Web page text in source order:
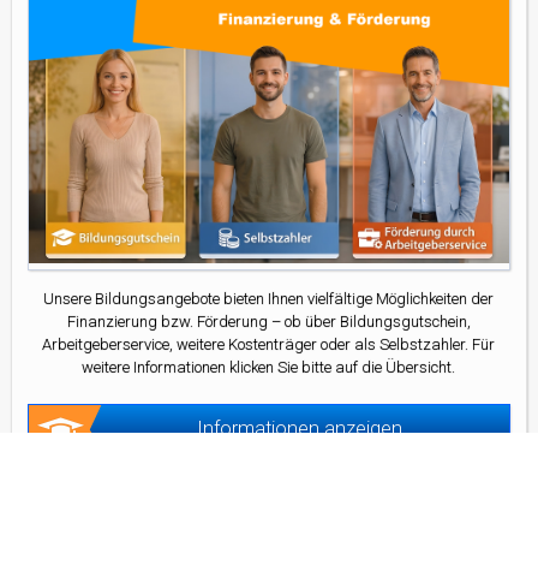
Unsere Bildungsangebote bieten Ihnen vielfältige Möglichkeiten der
Finanzierung bzw. Förderung – ob über Bildungsgutschein,
Arbeitgeberservice, weitere Kostenträger oder als Selbstzahler. Für
weitere Informationen klicken Sie bitte auf die Übersicht.
Informationen anzeigen